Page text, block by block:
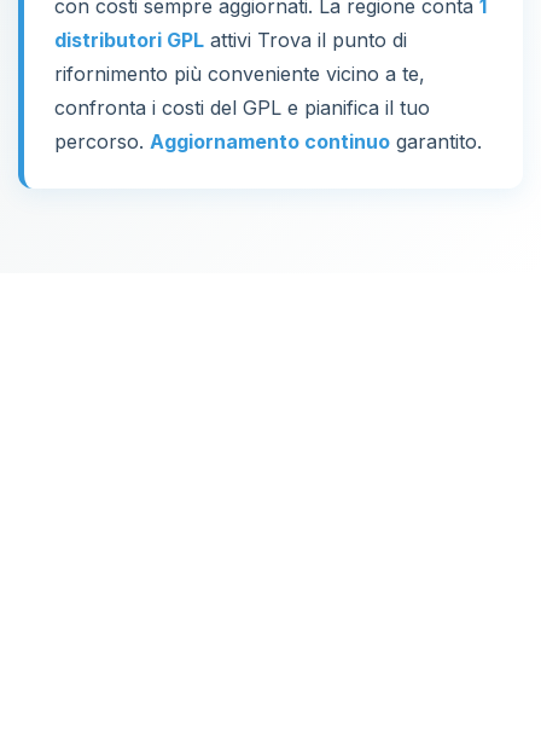
con costi sempre aggiornati. La regione conta 1
distributori GPL attivi Trova il punto di
rifornimento più conveniente vicino a te,
confronta i costi del GPL e pianifica il tuo
percorso. Aggiornamento continuo garantito.